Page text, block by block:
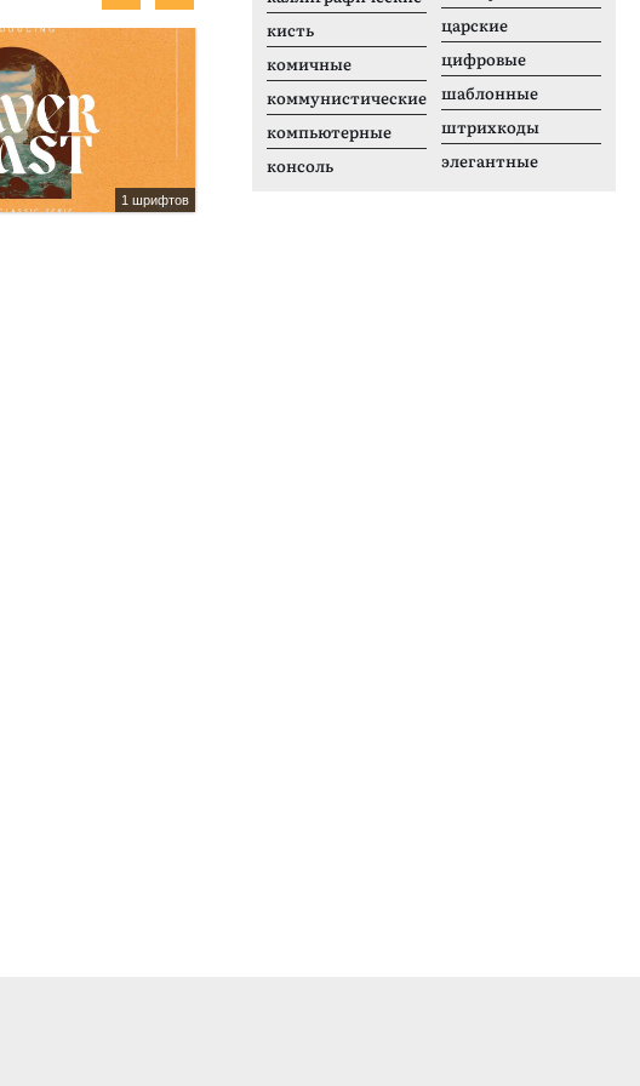
1 шрифтов
Неизвестно
кисть
комичные
коммунистические
компьютерные
консоль
царские
цифровые
шаблонные
штрихкоды
элегантные